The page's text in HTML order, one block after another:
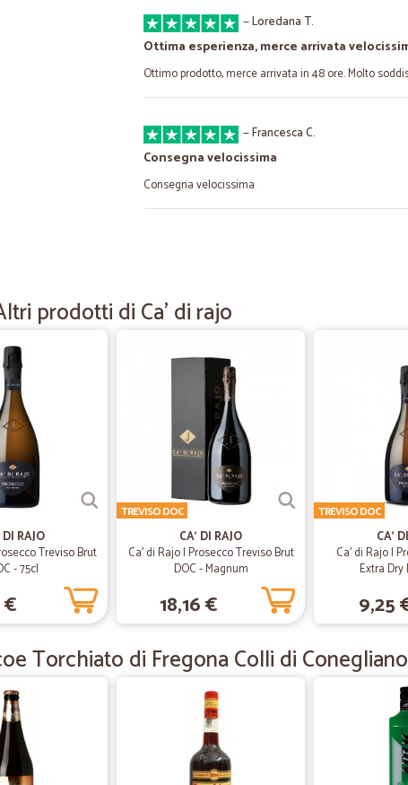
—Loredana T.
Ottima esperienza, merce arrivata
Ottimo prodotto, merce arrivata in 48 ore. Molto
—Francesca C.
Consegna velocissima
Consegna velocissima
Consegna abbastanza veloce
Consegna abbastanza veloce. Nessun problema.
—
semplice veloce conveniente
semplice veloce conveniente
—
servizio buono
servizio buono
Il servizio è ottimo
Il servizio è ottimo. La spedizione è rapida.
ampli la varietà dei prodotti offerti. Sito molto
prodotti di Ca' di rajo
RAJO
Treviso Brut
- 75cl
€
CA' DI RAJO
Ca' di Rajo | Prosecco Treviso Brut
DOC - Magnum
TREVISO DOC
18,16 €
CA'
Ca' di Rajo |
Extra Dry
TREVISO DOC
9,25
Torchiato di Fregona Colli di